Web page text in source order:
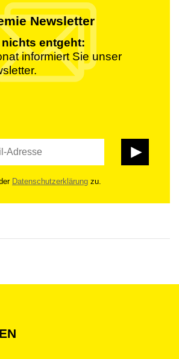
Newsletter
entgeht:
informiert Sie unser
Datenschutzerklärung zu.